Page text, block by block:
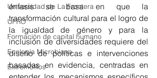
Universidad de La Frontera
UFRO
Formación de capital humano
Ecología Microbiana
Extremófilos
énfasis se basa en que la
transformación cultural para el logro de
la igualdad de género y para la
inclusión de diversidades requiere del
diseño de políticas e intervenciones
basadas en evidencia, centradas en